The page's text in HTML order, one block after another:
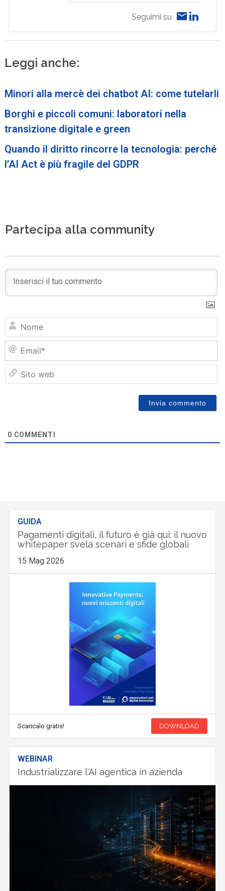
Seguimi su
Leggi anche:
Minori alla mercè dei chatbot AI: come tutelarli
Borghi e piccoli comuni: laboratori nella
transizione digitale e green
Quando il diritto rincorre la tecnologia: perché
l’AI Act è più fragile del GDPR
Partecipa alla community
0 COMMENTI
GUIDA
Pagamenti digitali, il futuro è già qui: il nuovo
whitepaper svela scenari e sfide globali
15 Mag 2026
Scaricalo gratis! DOWNLOAD
WEBINAR
Industrializzare l'AI agentica in azienda